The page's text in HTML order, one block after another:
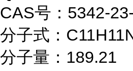
CAS号：5342-
分子式：
分子量：189.21